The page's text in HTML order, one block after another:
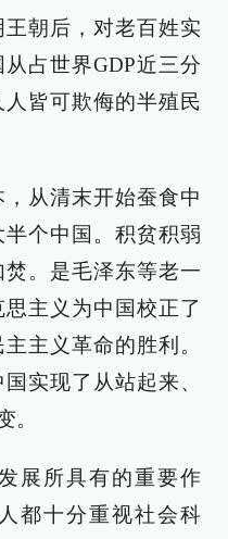
朝后，对老百姓实
占世界GDP近三分
皆可欺侮的半殖民
从清末开始蚕食中
个中国。积贫积弱
。是毛泽东等老一
主义为中国校正了
主义革命的胜利。
实现了从站起来、
。
展所具有的重要作
都十分重视社会科